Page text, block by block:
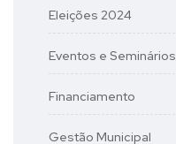
Eleições 2024
Eventos e Seminários
Financiamento
Gestão Municipal